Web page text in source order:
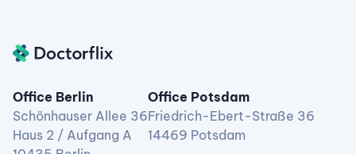
Office Berlin
Schönhauser Allee 36
Haus 2 / Aufgang A
Office Potsdam
Friedrich-Ebert-Straße 36
14469 Potsdam